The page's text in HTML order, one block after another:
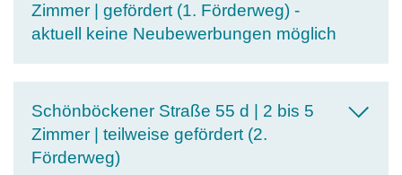
Zimmer | gefördert (1. Förderweg) -
aktuell keine Neubewerbungen möglich
Schönböckener Straße 55 d | 2 bis 5
Zimmer | teilweise gefördert (2.
Förderweg)